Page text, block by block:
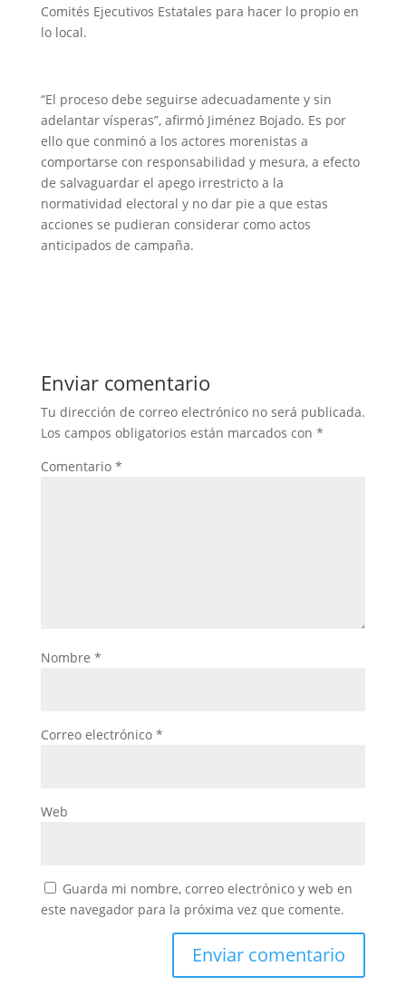
Comités Ejecutivos Estatales para hacer lo propio en
lo local.
“El proceso debe seguirse adecuadamente y sin
adelantar vísperas”, afirmó Jiménez Bojado. Es por
ello que conminó a los actores morenistas a
comportarse con responsabilidad y mesura, a efecto
de salvaguardar el apego irrestricto a la
normatividad electoral y no dar pie a que estas
acciones se pudieran considerar como actos
anticipados de campaña.
Enviar comentario
Tu dirección de correo electrónico no será publicada.
Los campos obligatorios están marcados con *
Comentario *
Nombre *
Correo electrónico *
Web
Guarda mi nombre, correo electrónico y web en
este navegador para la próxima vez que comente.